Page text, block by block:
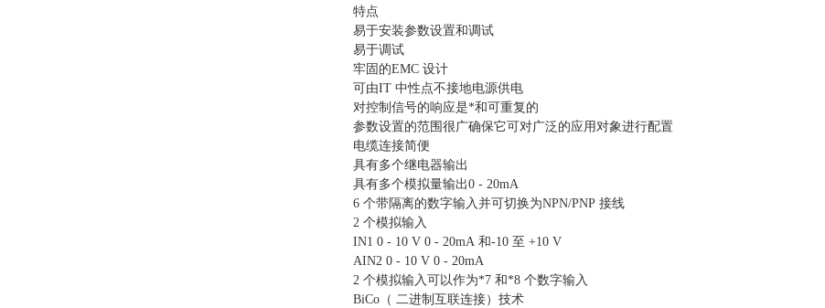
特点
易于安装参数设置和调试
易于调试
牢固的EMC 设计
可由IT 中性点不接地电源供电
对控制信号的响应是*和可重复的
参数设置的范围很广确保它可对广泛的应用对象进行配置
电缆连接简便
具有多个继电器输出
具有多个模拟量输出0 - 20mA
6 个带隔离的数字输入并可切换为NPN/PNP 接线
2 个模拟输入
IN1 0 - 10 V 0 - 20mA 和-10 至 +10 V
AIN2 0 - 10 V 0 - 20mA
2 个模拟输入可以作为*7 和*8 个数字输入
BiCo（ 二进制互联连接）技术